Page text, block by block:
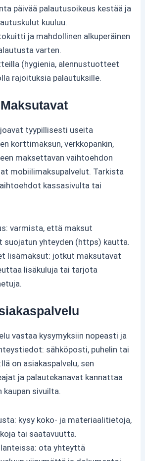
päivää palautusoikeus kestää ja
kuuluu.
ja mahdollinen alkuperäinen
varten.
(hygienia, alennustuotteet
rajoituksia palautuksille.
Maksutavat
tyypillisesti useita
korttimaksun, verkkopankin,
maksettavan vaihtoehdon
mobiilimaksupalvelut. Tarkista
kassasivulta tai
varmista, että maksut
suojatun yhteyden (https) kautta.
lisämaksut: jotkut maksutavat
lisäkuluja tai tarjota
vastaa kysymyksiin nopeasti ja
sähköposti, puhelin tai
on asiakaspalvelu, sen
ja palautekanavat kannattaa
sivuilta.
kysy koko- ja materiaalitietoja,
tai saatavuutta.
ota yhteyttä